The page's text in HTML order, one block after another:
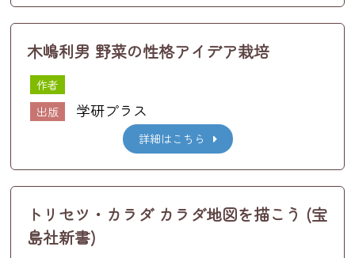
木嶋利男 野菜の性格アイデア栽培
作者
出版
学研プラス
詳細はこちら
トリセツ・カラダ カラダ地図を描こう (宝
島社新書)